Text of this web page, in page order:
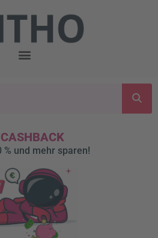
% und mehr sparen!